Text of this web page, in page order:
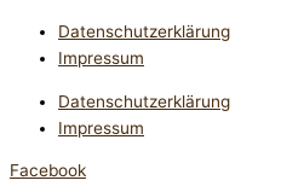
Datenschutzerklärung
Impressum
Datenschutzerklärung
Impressum
Facebook